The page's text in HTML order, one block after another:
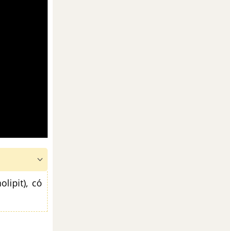
có